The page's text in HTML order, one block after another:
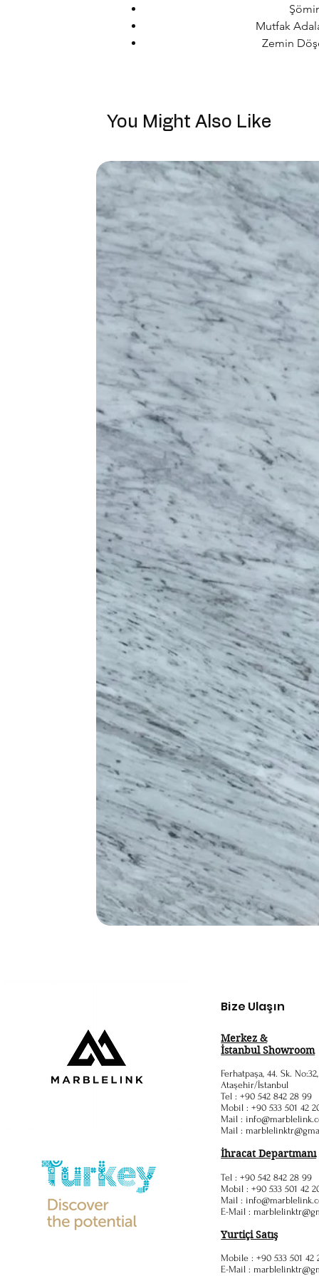
Mutfak
Zemin
You Might Also Like
Bize Ulaşın
Merkez &
İstanbul Showroom
Ferhatpaşa, 44. Sk.
Ataşehir/İstanbul
Tel : +90 542 842 28 99
Mobil : +90 533 501 42
Mail :
Mail :
İhracat Departmanı
Tel : +90 542 842 28 99
Mobil : +90 533 501 42
Mail :
E-Mail :
Yurtiçi Satış
Mobile : +90 533 501 42
E-Mail :